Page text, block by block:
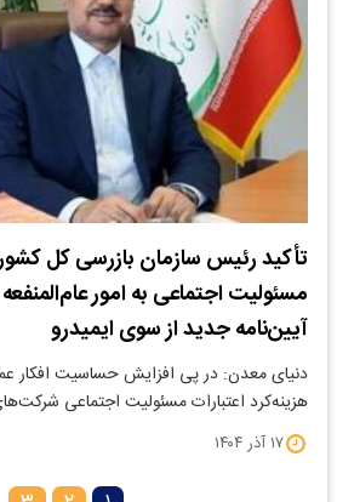
تأکید رئیس سازمان بازرسی کل
مسئولیت اجتماعی به امور
آیین‌نامه جدید از سوی ایمیدرو
دنیای معدن: در پی افزایش حساسیت افکار
هزینه‌کرد اعتبارات مسئولیت اجتماعی
۱۷ آذر ۱۴۰۴